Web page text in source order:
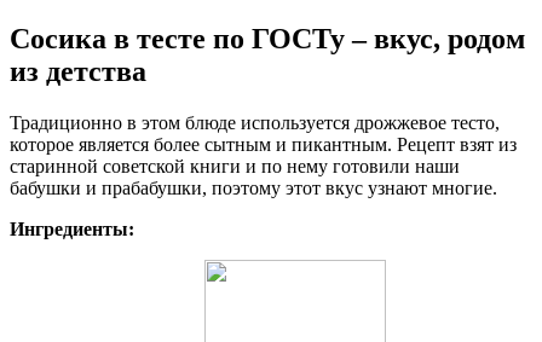
Сосика в тесте по ГОСТу – вкус, родом
из детства
Традиционно в этом блюде используется дрожжевое тесто,
которое является более сытным и пикантным. Рецепт взят из
старинной советской книги и по нему готовили наши
бабушки и прабабушки, поэтому этот вкус узнают многие.
Ингредиенты: